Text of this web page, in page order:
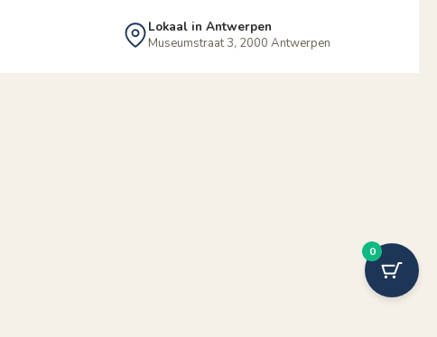
Lokaal in Antwerpen
Museumstraat 3, 2000 Antwerpen
0